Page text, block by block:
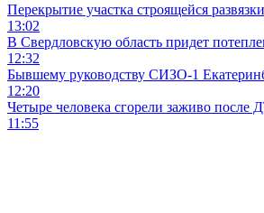
Перекрытие участка строящейся
13:02
В Свердловскую область придет
12:32
Бывшему руководству СИЗО-1
12:20
Четыре человека сгорели заживо после
11:55